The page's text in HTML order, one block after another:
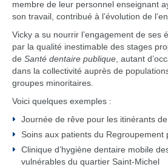
membre de leur personnel enseignant
son travail, contribué à l’évolution de
Vicky a su nourrir l’engagement de ses
par la qualité inestimable des stages
de Santé dentaire publique , autant
dans la collectivité auprès de
groupes minoritaires.
Voici quelques exemples :
Journée de rêve pour les itinérants
Soins aux patients du Regroupement
Clinique d’hygiène dentaire mobile
vulnérables du quartier Saint-Michel